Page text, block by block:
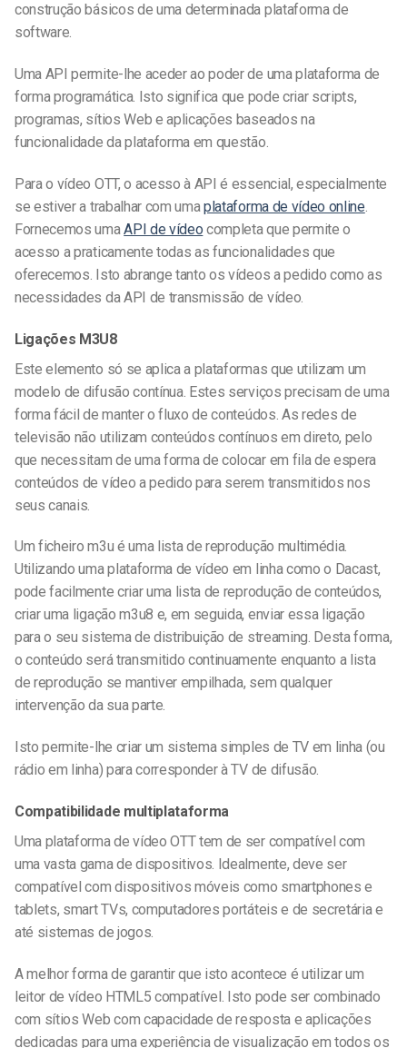
construção básicos de uma determinada plataforma de
software.
Uma API permite-lhe aceder ao poder de uma plataforma de
forma programática. Isto significa que pode criar scripts,
programas, sítios Web e aplicações baseados na
funcionalidade da plataforma em questão.
Para o vídeo OTT, o acesso à API é essencial, especialmente
se estiver a trabalhar com umaplataforma de vídeo online.
Fornecemos umaAPI de vídeo completa que permite o
acesso a praticamente todas as funcionalidades que
oferecemos. Isto abrange tanto os vídeos a pedido como as
necessidades da API de transmissão de vídeo.
Ligações M3U8
Este elemento só se aplica a plataformas que utilizam um
modelo de difusão contínua. Estes serviços precisam de uma
forma fácil de manter o fluxo de conteúdos. As redes de
televisão não utilizam conteúdos contínuos em direto, pelo
que necessitam de uma forma de colocar em fila de espera
conteúdos de vídeo a pedido para serem transmitidos nos
seus canais.
Um ficheiro m3u é uma lista de reprodução multimédia.
Utilizando uma plataforma de vídeo em linha como o Dacast,
pode facilmente criar uma lista de reprodução de conteúdos,
criar uma ligação m3u8 e, em seguida, enviar essa ligação
para o seu sistema de distribuição de streaming. Desta forma,
o conteúdo será transmitido continuamente enquanto a lista
de reprodução se mantiver empilhada, sem qualquer
intervenção da sua parte.
Isto permite-lhe criar um sistema simples de TV em linha (ou
rádio em linha) para corresponder à TV de difusão.
Compatibilidade multiplataforma
Uma plataforma de vídeo OTT tem de ser compatível com
uma vasta gama de dispositivos. Idealmente, deve ser
compatível com dispositivos móveis como smartphones e
tablets, smart TVs, computadores portáteis e de secretária e
até sistemas de jogos.
A melhor forma de garantir que isto acontece é utilizar um
leitor de vídeo HTML5 compatível. Isto pode ser combinado
com sítios Web com capacidade de resposta e aplicações
dedicadas para uma experiência de visualização em todos os